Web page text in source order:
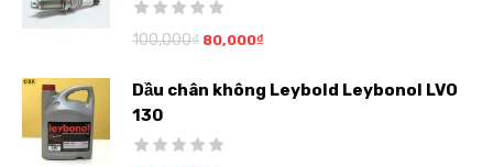
100,000₫ 80,000₫
Dầu chân không Leybold Leybonol LVO
130